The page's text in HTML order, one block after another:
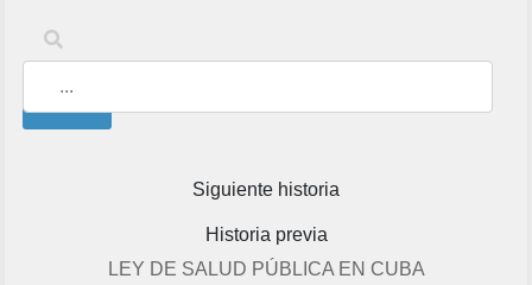
Palabras clave
Historia previa
Siguiente historia
LEY DE SALUD PÚBLICA EN CUBA